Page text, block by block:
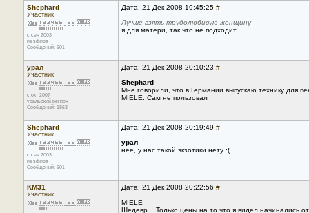
Shephard
Участник
с сен 2003
из эфира
Сообщений: 601
Дата: 21 Дек 2008 19:45:25 #
Лучше взять трудолюбивую женщину
я для матери, так что не подходит
урал
Участник
с окт 2007
уральский регион
Сообщений: 1863
Дата: 21 Дек 2008 20:10:23 #
Shephard
Мне говорили, что в Германии выпускаю технику для
MIELE. Сам не пользовал
Shephard
Участник
с сен 2003
из эфира
Сообщений: 601
Дата: 21 Дек 2008 20:19:49 #
урал
нее, у нас такой экзотики нету :(
KM31
Участник
Дата: 21 Дек 2008 20:22:56 #
MIELE
Шедевр... Только цены на то что я видел начинались